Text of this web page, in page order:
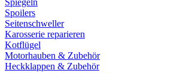
Spiegeln
Spoilers
Seitenschweller
Karosserie reparieren
Kotflügel
Motorhauben & Zubehör
Heckklappen & Zubehör